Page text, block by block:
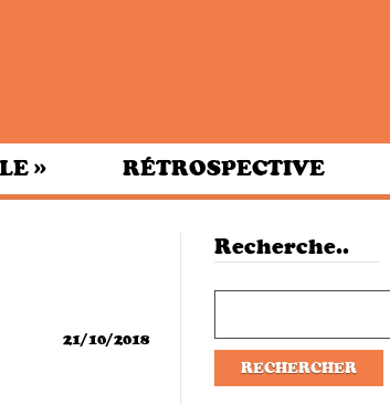
» RÉTROSPECTIVE
21/10/2018
Recherche..